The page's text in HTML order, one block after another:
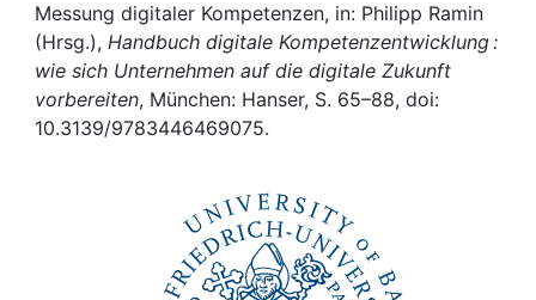
My FIS
Help
Messung digitaler Kompetenzen, in: Philipp Ramin
(Hrsg.), Handbuch digitale Kompetenzentwicklung :
wie sich Unternehmen auf die digitale Zukunft
vorbereiten, München: Hanser, S. 65–88, doi:
10.3139/9783446469075.